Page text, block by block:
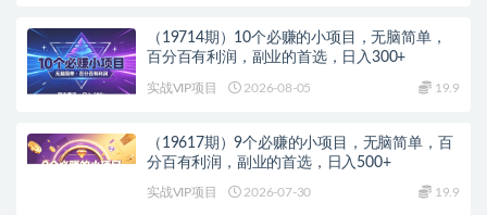
（19714期）10个必赚的小项目，无脑简单，
百分百有利润，副业的首选，日入300+
实战VIP项目 2026-08-05 19.9
（19617期）9个必赚的小项目，无脑简单，百
分百有利润，副业的首选，日入500+
实战VIP项目 2026-07-30 19.9